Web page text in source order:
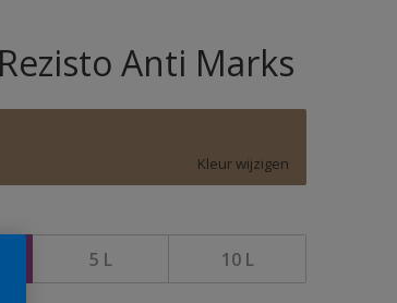
Anti Marks
Kleur wijzigen
5 L 10 L